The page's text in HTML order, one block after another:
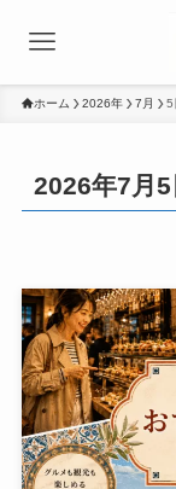
ホーム 2026年 7月 5
2026年7月5